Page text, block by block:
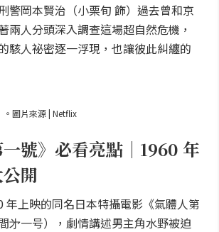
警岡本賢治（小栗旬 飾）過去曾和京
兩人分頭深入調查這場超自然危機，
駭人祕密逐一浮現，也讓彼此糾纏的
。圖片來源 | Netflix
一號》必看亮點｜1960 年
開
年上映的同名日本特攝電影《氣體人第
㐧一号），劇情講述男主角水野被迫